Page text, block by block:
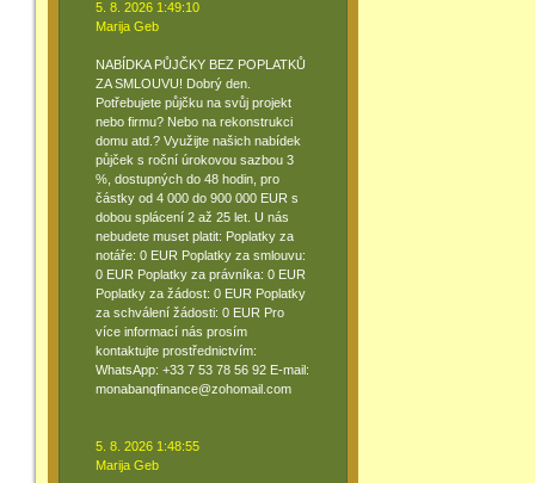
5. 8. 2026 1:49:10
Marija Geb
NABÍDKA PŮJČKY BEZ POPLATKŮ
ZA SMLOUVU! Dobrý den.
Potřebujete půjčku na svůj projekt
nebo firmu? Nebo na rekonstrukci
domu atd.? Využijte našich nabídek
půjček s roční úrokovou sazbou 3
%, dostupných do 48 hodin, pro
částky od 4 000 do 900 000 EUR s
dobou splácení 2 až 25 let. U nás
nebudete muset platit: Poplatky za
notáře: 0 EUR Poplatky za smlouvu:
0 EUR Poplatky za právníka: 0 EUR
Poplatky za žádost: 0 EUR Poplatky
za schválení žádosti: 0 EUR Pro
více informací nás prosím
kontaktujte prostřednictvím:
WhatsApp: +33 7 53 78 56 92 E-mail:
monabanqfinance@zohomail.com
5. 8. 2026 1:48:55
Marija Geb